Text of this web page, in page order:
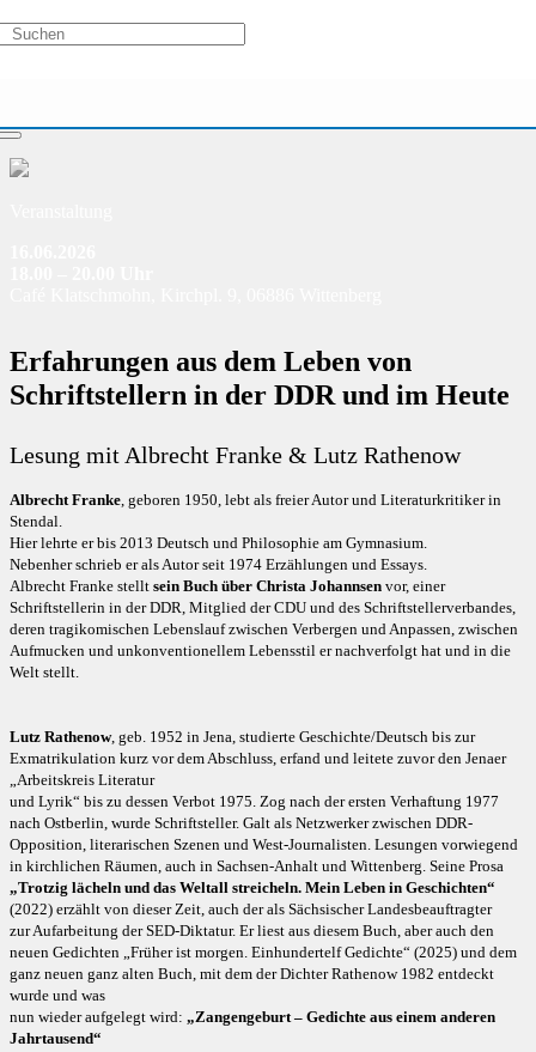
Erfahrungen aus dem Leben von
Schriftstellern in der DDR und im Heute
Lesung mit Albrecht Franke & Lutz Rathenow
Albrecht Franke, geboren 1950, lebt als freier Autor und Literaturkritiker in
Stendal.
Hier lehrte er bis 2013 Deutsch und Philosophie am Gymnasium.
Nebenher schrieb er als Autor seit 1974 Erzählungen und Essays.
Albrecht Franke stellt sein Buch über Christa Johannsen vor, einer
Schriftstellerin in der DDR, Mitglied der CDU und des Schriftstellerverbandes,
deren tragikomischen Lebenslauf zwischen Verbergen und Anpassen, zwischen
Aufmucken und unkonventionellem Lebensstil er nachverfolgt hat und in die
Welt stellt.
Lutz Rathenow, geb. 1952 in Jena, studierte Geschichte/Deutsch bis zur
Exmatrikulation kurz vor dem Abschluss, erfand und leitete zuvor den Jenaer
„Arbeitskreis Literatur
und Lyrik“ bis zu dessen Verbot 1975. Zog nach der ersten Verhaftung 1977
nach Ostberlin, wurde Schriftsteller. Galt als Netzwerker zwischen DDR-
Opposition, literarischen Szenen und West-Journalisten. Lesungen vorwiegend
in kirchlichen Räumen, auch in Sachsen-Anhalt und Wittenberg. Seine Prosa
„Trotzig lächeln und das Weltall streicheln. Mein Leben in Geschichten“
(2022) erzählt von dieser Zeit, auch der als Sächsischer Landesbeauftragter
zur Aufarbeitung der SED-Diktatur. Er liest aus diesem Buch, aber auch den
neuen Gedichten „Früher ist morgen. Einhundertelf Gedichte“ (2025) und dem
ganz neuen ganz alten Buch, mit dem der Dichter Rathenow 1982 entdeckt
wurde und was
nun wieder aufgelegt wird: „Zangengeburt – Gedichte aus einem anderen
Jahrtausend“